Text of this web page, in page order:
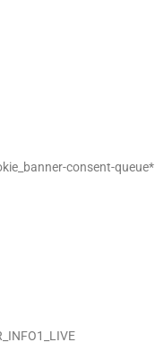
consent-queue*